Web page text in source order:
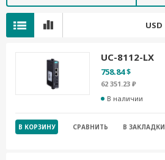
USD
UC-8112-LX
758.84 $
62 351.23 ₽
В наличии
В КОРЗИНУ СРАВНИТЬ В ЗАКЛАДКИ